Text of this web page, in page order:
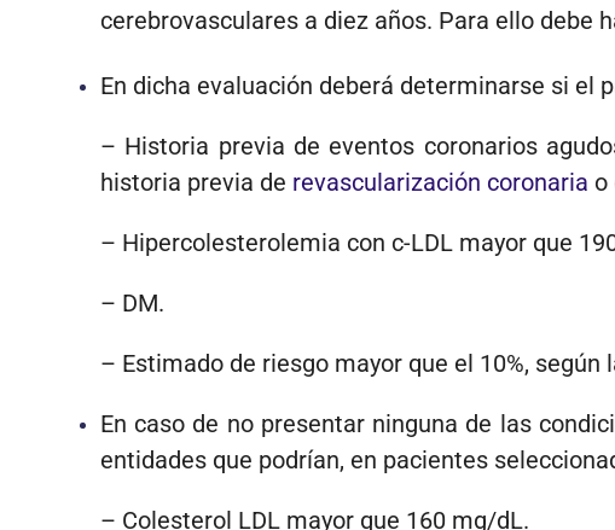
cerebrovasculares a diez años. Para ello debe
En dicha evaluación deberá determinarse si el
– Historia previa de eventos coronarios
historia previa de re­vascularización coronaria o
– Hipercolesterolemia con c-LDL mayor que
– DM.
– Estimado de riesgo mayor que el 10%,
En caso de no presentar ninguna de las
entidades que podrían, en pacientes
– Colesterol LDL mayor que 160 mg/dL.